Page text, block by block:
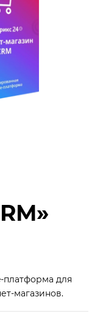
платформа для
магазинов.